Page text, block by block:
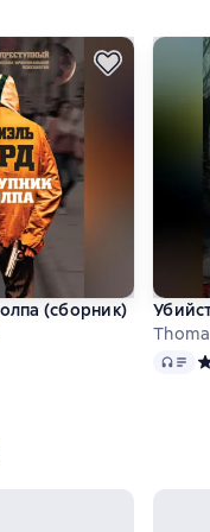
синдрома
(сборник)
5 на основе 1 оценок
Audio